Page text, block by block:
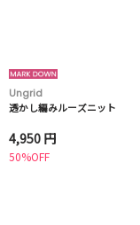
Ungrid
透かし編みルーズニット
4,950 円
50%OFF